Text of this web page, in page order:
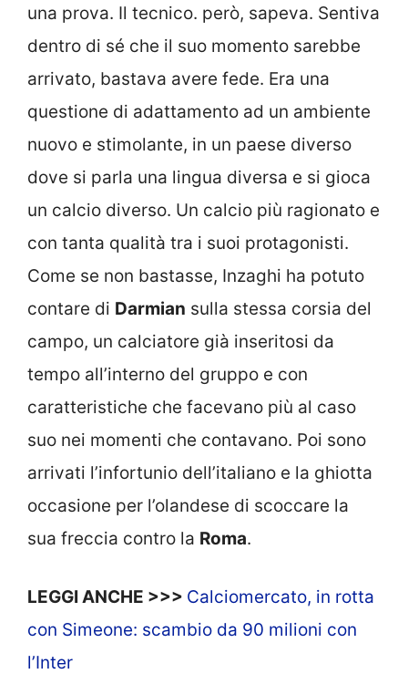
una prova. Il tecnico. però, sapeva. Sentiva
dentro di sé che il suo momento sarebbe
arrivato, bastava avere fede. Era una
questione di adattamento ad un ambiente
nuovo e stimolante, in un paese diverso
dove si parla una lingua diversa e si gioca
un calcio diverso. Un calcio più ragionato e
con tanta qualità tra i suoi protagonisti.
Come se non bastasse, Inzaghi ha potuto
contare di Darmian sulla stessa corsia del
campo, un calciatore già inseritosi da
tempo all’interno del gruppo e con
caratteristiche che facevano più al caso
suo nei momenti che contavano. Poi sono
arrivati l’infortunio dell’italiano e la ghiotta
occasione per l’olandese di scoccare la
sua freccia contro la Roma.
LEGGI ANCHE >>> Calciomercato, in rotta
con Simeone: scambio da 90 milioni con
l’Inter